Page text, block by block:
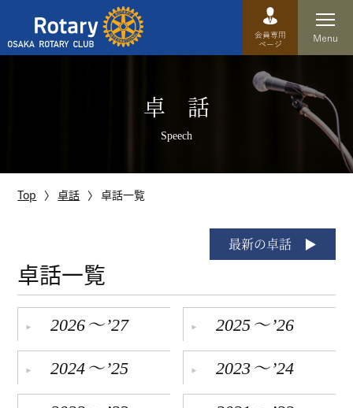
運営方針
歴史
特徴
リンク
卓 話
Speech
Top 卓話 卓話一覧
最新の卓話
卓話一覧
2026 ～’27 2025 ～’26
2024 ～’25 2023 ～’24